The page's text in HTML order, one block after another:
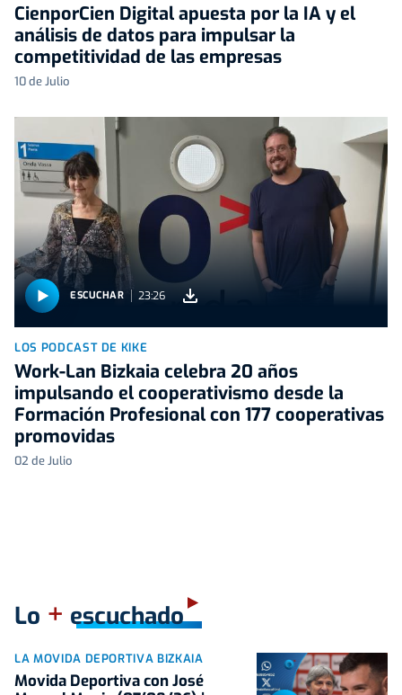
CienporCien Digital apuesta por la IA y el
análisis de datos para impulsar la
competitividad de las empresas
10 de Julio
ESCUCHAR 23:26
LOS PODCAST DE KIKE
Work-Lan Bizkaia celebra 20 años
impulsando el cooperativismo desde la
Formación Profesional con 177 cooperativas
promovidas
02 de Julio
Lo + escuchado
LA MOVIDA DEPORTIVA BIZKAIA
Movida Deportiva con José